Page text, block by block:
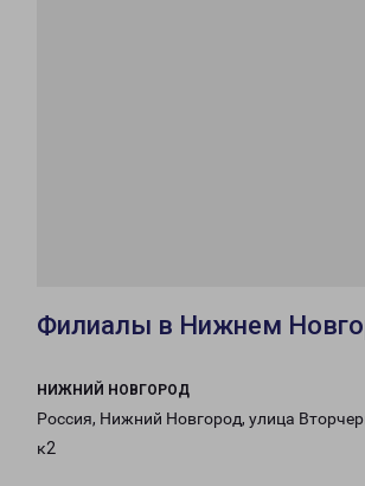
Филиалы в Нижнем
НИЖНИЙ НОВГОРОД
Россия, Нижний Новгород, улица
к2